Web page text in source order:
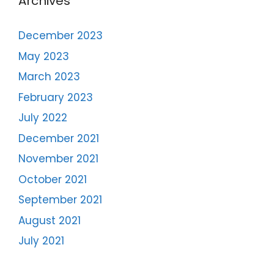
December 2023
May 2023
March 2023
February 2023
July 2022
December 2021
November 2021
October 2021
September 2021
August 2021
July 2021